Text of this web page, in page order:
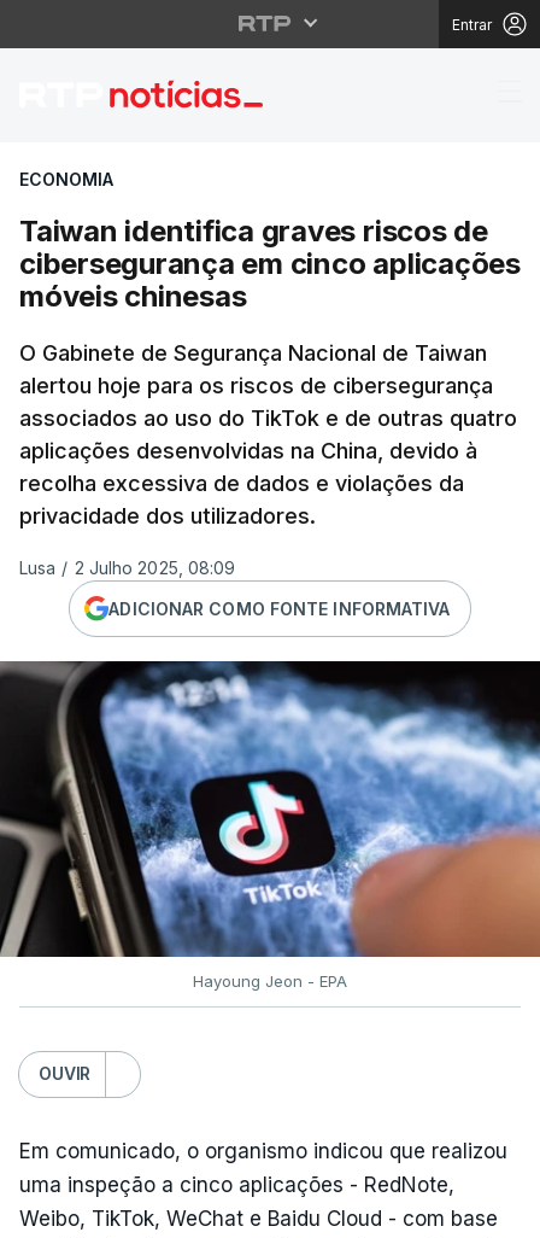
Entrar
Taiwan identifica
ECONOMIA
Taiwan identifica graves riscos de
cibersegurança em cinco aplicações
móveis chinesas
O Gabinete de Segurança Nacional de Taiwan
alertou hoje para os riscos de cibersegurança
associados ao uso do TikTok e de outras quatro
aplicações desenvolvidas na China, devido à
recolha excessiva de dados e violações da
privacidade dos utilizadores.
Lusa / 2 Julho 2025, 08:09
ADICIONAR COMO FONTE INFORMATIVA
Hayoung Jeon - EPA
OUVIR
Em comunicado, o organismo indicou que realizou
uma inspeção a cinco aplicações - RedNote,
Weibo, TikTok, WeChat e Baidu Cloud - com base